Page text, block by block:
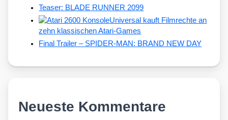
Teaser: BLADE RUNNER 2099
Universal kauft Filmrechte an
zehn klassischen Atari-Games
Final Trailer – SPIDER-MAN: BRAND NEW DAY
Neueste Kommentare